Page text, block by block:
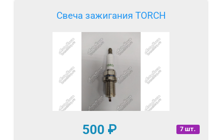
Свеча зажигания TORCH
7 шт.
500 ₽